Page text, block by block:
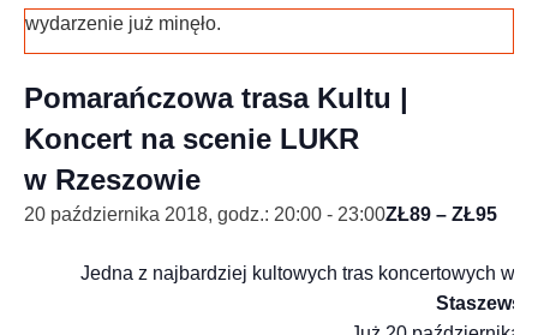
wydarzenie już minęło.
Pomarańczowa trasa Kultu |
Koncert na scenie LUKR
w Rzeszowie
20 października 2018, godz.: 20:00 - 23:00ZŁ89 – ZŁ95
Jedna z najbardziej kultowych tras koncertowych w